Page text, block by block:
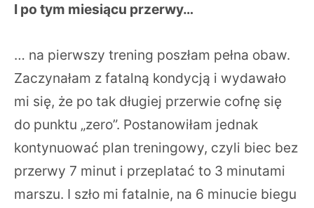
I po tym miesiącu przerwy…
… na pierwszy trening poszłam pełna obaw.
Zaczynałam z fatalną kondycją i wydawało
mi się, że po tak długiej przerwie cofnę się
do punktu „zero”. Postanowiłam jednak
kontynuować plan treningowy, czyli biec bez
przerwy 7 minut i przeplatać to 3 minutami
marszu. I szło mi fatalnie, na 6 minucie biegu